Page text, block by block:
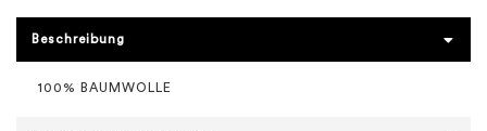
Beschreibung
100% BAUMWOLLE